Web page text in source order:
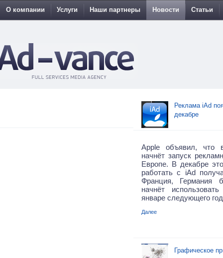
О компании Услуги Наши партнеры Новости Статьи
Реклама iAd
декабре
Apple объявил, что
начнёт запуск
Европе. В декабре
работать с iAd
Франция, Германия
начнёт
январе следующего
Далее
Графическое